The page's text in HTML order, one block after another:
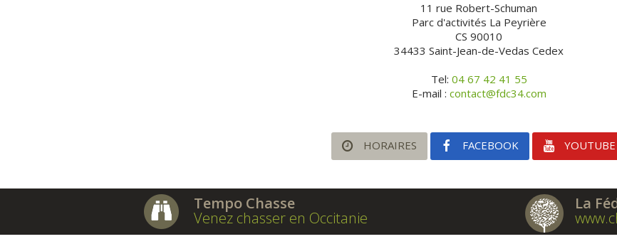
11 rue Robert-Schuman
Parc d'activités La Peyrière
CS 90010
34433 Saint-Jean-de-Vedas Cedex
Tel: 04 67 42 41 55
E-mail : contact@fdc34.com
HORAIRES FACEBOOK YOUTUBE
Tempo Chasse
Venez chasser en Occitanie
La